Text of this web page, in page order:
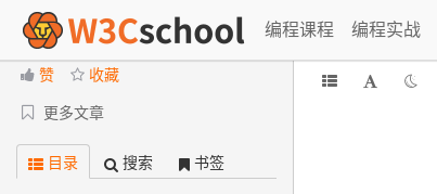
编程课程 编程实战
jQuery 教程
赞 收藏
更多文章
目录 搜索 书签